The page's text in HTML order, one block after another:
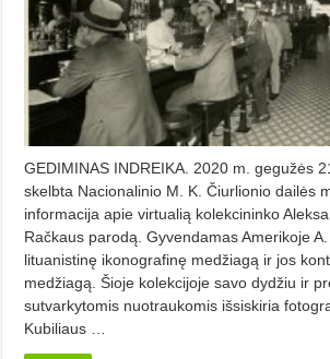
GEDIMINAS INDREIKA. 2020 m. gegužės
skelbta Nacionalinio M. K. Čiur­lionio dailės
informacija apie virtualią kolekcininko
Račkaus parodą. Gyven­da­mas Amerikoje
lituanistinę ikonografinę medžia­gą ir jos
me­džiagą. Šioje kolekcijoje savo dydžiu ir
sutvarkytomis nuotrau­komis iš­siskiria
Kubiliaus …